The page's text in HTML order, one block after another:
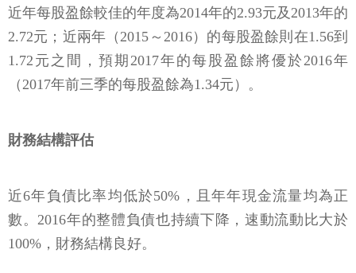
近年每股盈餘較佳的年度為2014年的2.93元及2013年的
2.72元；近兩年（2015～2016）的每股盈餘則在1.56到
1.72元之間，預期2017年的每股盈餘將優於2016年
（2017年前三季的每股盈餘為1.34元）。
財務結構評估
近6年負債比率均低於50%，且年年現金流量均為正
數。2016年的整體負債也持續下降，速動流動比大於
100%，財務結構良好。